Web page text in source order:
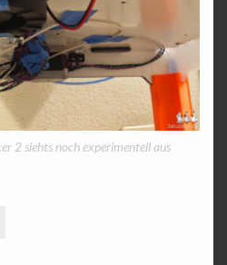
2 siehts noch experimentell aus